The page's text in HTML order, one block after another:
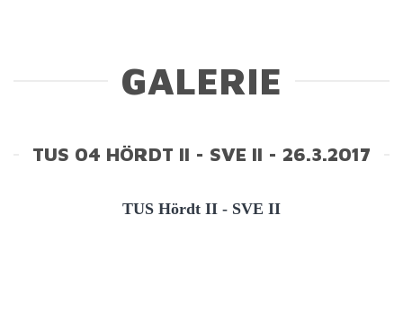
GALERIE
TUS 04 HÖRDT II - SVE II - 26.3.2017
TUS Hördt II - SVE II